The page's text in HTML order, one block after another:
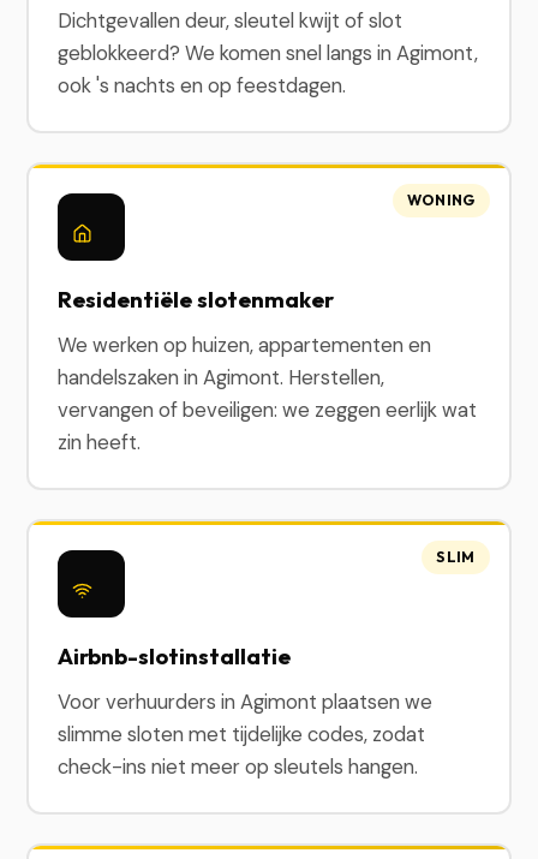
Dichtgevallen deur, sleutel kwijt of slot
geblokkeerd? We komen snel langs in Agimont,
ook 's nachts en op feestdagen.
Residentiële slotenmaker
We werken op huizen, appartementen en
handelszaken in Agimont. Herstellen,
vervangen of beveiligen: we zeggen eerlijk wat
zin heeft.
WONING
Airbnb-slotinstallatie
Voor verhuurders in Agimont plaatsen we
slimme sloten met tijdelijke codes, zodat
check-ins niet meer op sleutels hangen.
SLIM